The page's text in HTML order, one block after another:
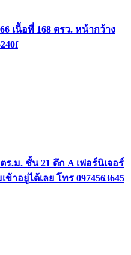
เนื้อที่ 168 ตรว. หน้ากว้าง
.ม. ชั้น 21 ตึก A เฟอร์นิเจอร์
าอยู่ได้เลย โทร 0974563645